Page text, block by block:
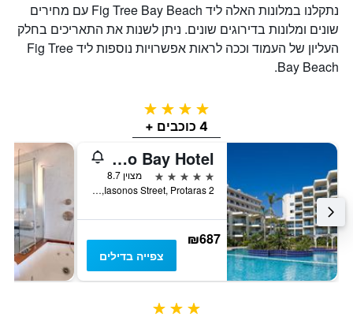
נתקלנו במלונות האלה ליד Fig Tree Bay Beach עם מחירים
שונים ומלונות בדירוגים שונים. ניתן לשנות את התאריכים בחלק
העליון של העמוד וככה לראות אפשרויות נוספות ליד Fig Tree
Bay Beach.
4 כוכבים
4 כוכבים +
Capo Bay Hotel
5 כוכבים
מצוין 8.7
2 Iasonos Street, Protaras, קפריסין
₪687
צפייה בדילים
3 כוכבים